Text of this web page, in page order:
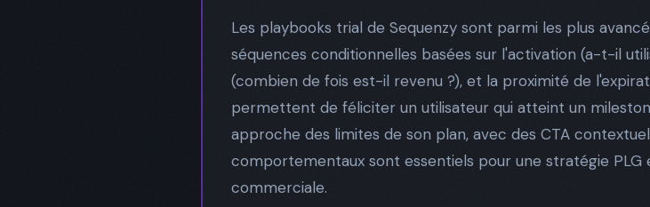
Les playbooks trial de Sequenzy sont parmi les plus
séquences conditionnelles basées sur l'activation (a-t-il
(combien de fois est-il revenu ?), et la proximité de
permettent de féliciter un utilisateur qui atteint un
approche des limites de son plan, avec des CTA
comportementaux sont essentiels pour une stratégie
commerciale.